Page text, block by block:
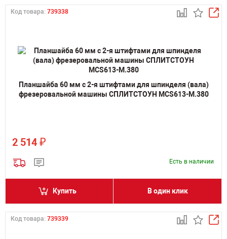
Код товара: 739338
Планшайба 60 мм с 2-я штифтами для шпинделя (вала)
фрезеровальной машины СПЛИТСТОУН MCS613-M.380
2 514 ₽
Есть в наличии
Купить В один клик
Код товара: 739339